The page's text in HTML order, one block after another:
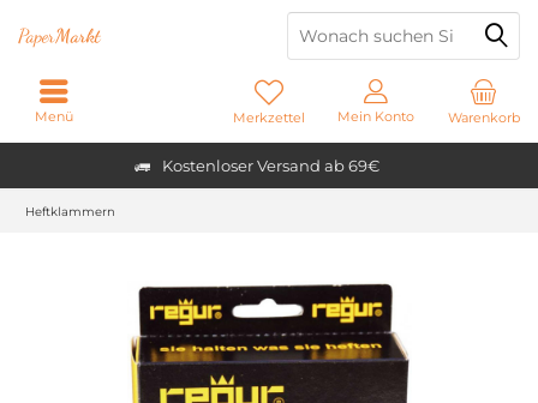
Kostenloser Versand ab 69€
PaperMarkt
Warenkorb
Merkzettel Mein Konto
Menü
Heftklammern